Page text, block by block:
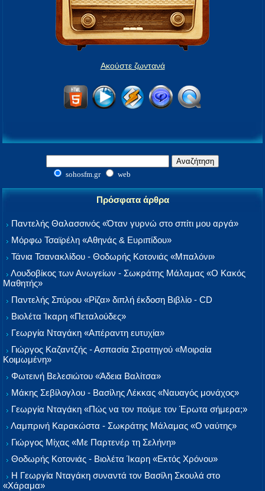
Ακούστε ζωντανά
sohosfm.gr web
Πρόσφατα άρθρα
Παντελής Θαλασσινός «Όταν γυρνώ στο σπίτι μου αργά»
Μόρφω Τσαϊρέλη «Αθηνάς & Ευριπίδου»
Τάνια Τσανακλίδου - Θοδωρής Κοτονιάς «Μπαλόνι»
Λουδοβίκος των Ανωγείων - Σωκράτης Μάλαμας «Ο Κακός
Μαθητής»
Παντελής Σπύρου «Ρίζα» διπλή έκδοση Βιβλίο - CD
Βιολέτα Ίκαρη «Πεταλούδες»
Γεωργία Νταγάκη «Aπέραντη ευτυχία»
Γιώργος Καζαντζής - Ασπασία Στρατηγού «Μοιραία
Κοιμωμένη»
Φωτεινή Βελεσιώτου «Άδεια Βαλίτσα»
Μάκης Σεβίλογλου - Βασίλης Λέκκας «Ναυαγός μονάχος»
Γεωργία Νταγάκη «Πώς να τον πούμε τον Έρωτα σήμερα;»
Λαμπρινή Καρακώστα - Σωκράτης Μάλαμας «Ο ναύτης»
Γιώργος Μίχας «Με Παρτενέρ τη Σελήνη»
Θοδωρής Κοτονιάς - Βιολέτα Ίκαρη «Εκτός Χρόνου»
Η Γεωργία Νταγάκη συναντά τον Βασίλη Σκουλά στο
«Χάραμα»